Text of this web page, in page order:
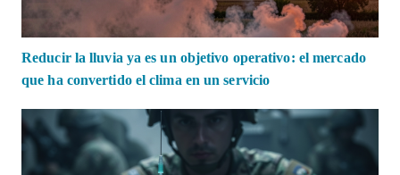
Reducir la lluvia ya es un objetivo operativo: el mercado
que ha convertido el clima en un servicio